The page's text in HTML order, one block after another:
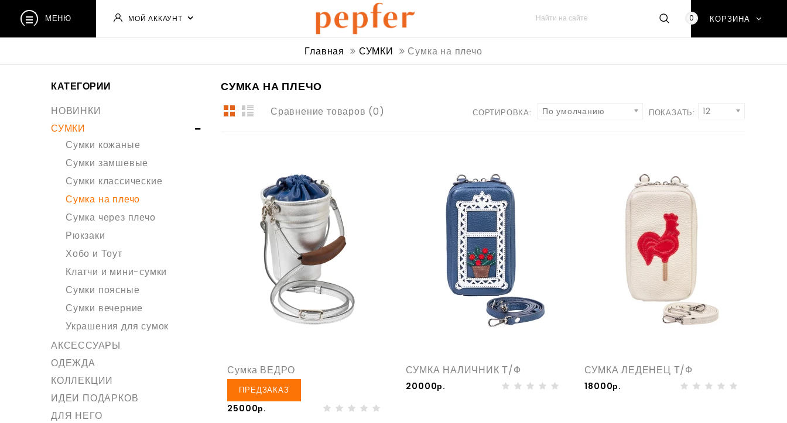
МЕНЮ МОЙ АККАУНТ 0 КОРЗИНА
Главная СУМКИ Сумка на плечо
КАТЕГОРИИ
НОВИНКИ
СУМКИ
Сумки кожаные
Сумки замшевые
Сумки классические
Сумка на плечо
Сумка через плечо
Рюкзаки
Хобо и Тоут
Клатчи и мини-сумки
Сумки поясные
Сумки вечерние
Украшения для сумок
АКСЕССУАРЫ
ОДЕЖДА
КОЛЛЕКЦИИ
ИДЕИ ПОДАРКОВ
ДЛЯ НЕГО
СУМКА НА ПЛЕЧО
Сравнение товаров (0) СОРТИРОВКА: По умолчанию ПОКАЗАТЬ: 12
Сумка ВЕДРО
ПРЕДЗАКАЗ
25000р.
СУМКА НАЛИЧНИК Т/Ф
20000р.
СУМКА ЛЕДЕНЕЦ Т/Ф
18000р.